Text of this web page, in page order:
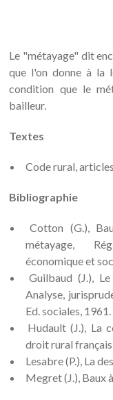
Le "métayage" dit
que l'on donne à la
condition que le
bailleur.
Textes
Code rural,
Bibliographie
Cotton (G.),
métayage,
économique et
Guilbaud (J.),
Analyse,
Ed. sociales, 1961.
Hudault (J.), La
droit rural
Lesabre (P.), La
Megret (J.), Baux